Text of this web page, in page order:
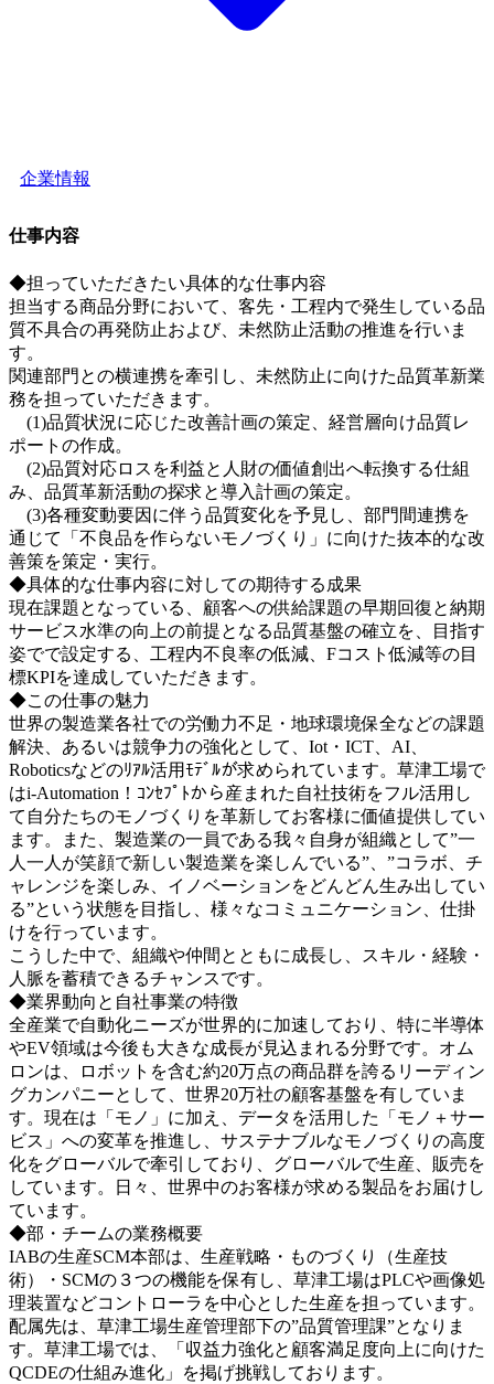
企業情報
仕事内容
◆担っていただきたい具体的な仕事内容
担当する商品分野において、客先・工程内で発生している品
質不具合の再発防止および、未然防止活動の推進を行いま
す。
関連部門との横連携を牽引し、未然防止に向けた品質革新業
務を担っていただきます。
(1)品質状況に応じた改善計画の策定、経営層向け品質レ
ポートの作成。
(2)品質対応ロスを利益と人財の価値創出へ転換する仕組
み、品質革新活動の探求と導入計画の策定。
(3)各種変動要因に伴う品質変化を予見し、部門間連携を
通じて「不良品を作らないモノづくり」に向けた抜本的な改
善策を策定・実行。
◆具体的な仕事内容に対しての期待する成果
現在課題となっている、顧客への供給課題の早期回復と納期
サービス水準の向上の前提となる品質基盤の確立を、目指す
姿でで設定する、工程内不良率の低減、Fコスト低減等の目
標KPIを達成していただきます。
◆この仕事の魅力
世界の製造業各社での労働力不足・地球環境保全などの課題
解決、あるいは競争力の強化として、Iot・ICT、AI、
Roboticsなどのﾘｱﾙ活用ﾓﾃﾞﾙが求められています。草津工場で
はi-Automation！ｺﾝｾﾌﾟﾄから産まれた自社技術をフル活用し
て自分たちのモノづくりを革新してお客様に価値提供してい
ます。また、製造業の一員である我々自身が組織として”一
人一人が笑顔で新しい製造業を楽しんでいる”、”コラボ、チ
ャレンジを楽しみ、イノベーションをどんどん生み出してい
る”という状態を目指し、様々なコミュニケーション、仕掛
けを行っています。
こうした中で、組織や仲間とともに成長し、スキル・経験・
人脈を蓄積できるチャンスです。
◆業界動向と自社事業の特徴
全産業で自動化ニーズが世界的に加速しており、特に半導体
やEV領域は今後も大きな成長が見込まれる分野です。オム
ロンは、ロボットを含む約20万点の商品群を誇るリーディン
グカンパニーとして、世界20万社の顧客基盤を有していま
す。現在は「モノ」に加え、データを活用した「モノ＋サー
ビス」への変革を推進し、サステナブルなモノづくりの高度
化をグローバルで牽引しており、グローバルで生産、販売を
しています。日々、世界中のお客様が求める製品をお届けし
ています。
◆部・チームの業務概要
IABの生産SCM本部は、生産戦略・ものづくり（生産技
術）・SCMの３つの機能を保有し、草津工場はPLCや画像処
理装置などコントローラを中心とした生産を担っています。
配属先は、草津工場生産管理部下の”品質管理課”となりま
す。草津工場では、「収益力強化と顧客満足度向上に向けた
QCDEの仕組み進化」を掲げ挑戦しております。